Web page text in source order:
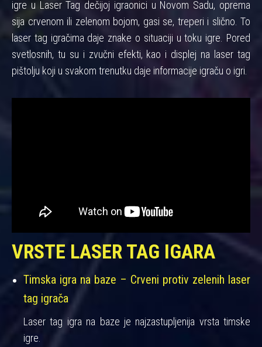
igre u Laser Tag dečijoj igraonici u Novom Sadu, oprema
sija crvenom ili zelenom bojom, gasi se, treperi i slično. To
laser tag igračima daje znake o situaciji u toku igre. Pored
svetlosnih, tu su i zvučni efekti, kao i displej na laser tag
pištolju koji u svakom trenutku daje informacije igraču o igri.
VRSTE LASER TAG IGARA
Timska igra na baze – Crveni protiv zelenih laser
tag igrača
Laser tag igra na baze je najzastupljenija vrsta timske
igre.